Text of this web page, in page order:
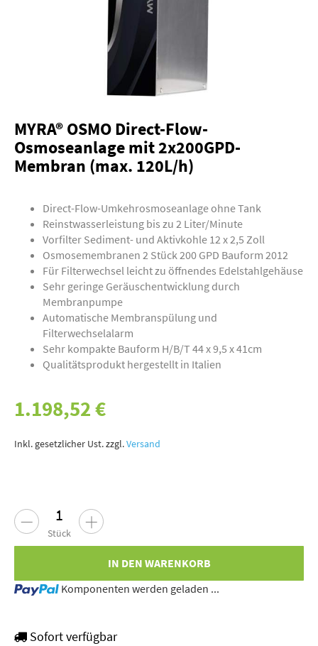
MYRA® OSMO Direct-Flow-
Osmoseanlage mit 2x200GPD-
Membran (max. 120L/h)
Direct-Flow-Umkehrosmoseanlage ohne Tank
Reinstwasserleistung bis zu 2 Liter/Minute
Vorfilter Sediment- und Aktivkohle 12 x 2,5 Zoll
Osmosemembranen 2 Stück 200 GPD Bauform 2012
Für Filterwechsel leicht zu öffnendes Edelstahlgehäuse
Sehr geringe Geräuschentwicklung durch
Membranpumpe
Automatische Membranspülung und
Filterwechselalarm
Sehr kompakte Bauform H/B/T 44 x 9,5 x 41cm
Qualitätsprodukt hergestellt in Italien
1.198,52 €
Inkl. gesetzlicher Ust. zzgl.Versand
Stück
IN DEN WARENKORB
Loading... Komponenten werden geladen ...
Sofort verfügbar